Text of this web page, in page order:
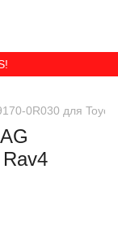
0R030 для